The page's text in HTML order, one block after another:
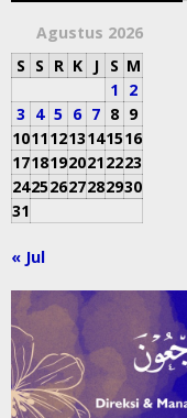
Agustus 2026
S S R K J S M
1 2
3 4 5 6 7 8 9
10111213141516
17181920212223
24252627282930
31
« Jul